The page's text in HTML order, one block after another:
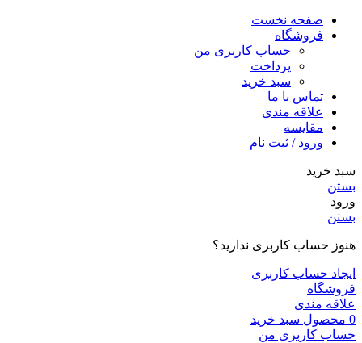
صفحه نخست
فروشگاه
حساب کاربری من
پرداخت
سبد خرید
تماس با ما
علاقه مندی
مقایسه
ورود / ثبت نام
سبد خرید
بستن
ورود
بستن
هنوز حساب کاربری ندارید؟
ایجاد حساب کاربری
فروشگاه
علاقه مندی
0 محصول سبد خرید
حساب کاربری من